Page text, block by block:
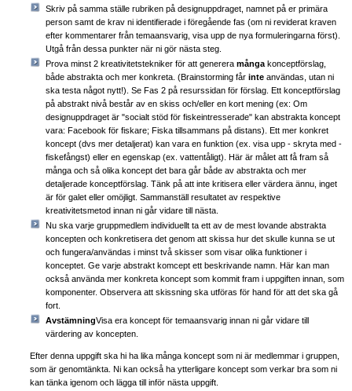
Skriv på samma ställe rubriken på designuppdraget, namnet på er primära
person samt de krav ni identifierade i föregående fas (om ni reviderat kraven
efter kommentarer från temaansvarig, visa upp de nya formuleringarna först).
Utgå från dessa punkter när ni gör nästa steg.
Prova minst 2 kreativitetstekniker för att generera mångakonceptförslag,
både abstrakta och mer konkreta. (Brainstorming får inteanvändas, utan ni
ska testa något nytt!). Se Fas 2 på resurssidan för förslag. Ett konceptförslag
på abstrakt nivå består av en skiss och/eller en kort mening (ex: Om
designuppdraget är "socialt stöd för fiskeintresserade" kan abstrakta koncept
vara: Facebook för fiskare; Fiska tillsammans på distans). Ett mer konkret
koncept (dvs mer detaljerat) kan vara en funktion (ex. visa upp - skryta med -
fiskefångst) eller en egenskap (ex. vattentåligt). Här är målet att få fram så
många och så olika koncept det bara går både av abstrakta och mer
detaljerade konceptförslag. Tänk på att inte kritisera eller värdera ännu, inget
är för galet eller omöjligt. Sammanställ resultatet av respektive
kreativitetsmetod innan ni går vidare till nästa.
Nu ska varje gruppmedlem individuellt ta ett av de mest lovande abstrakta
koncepten och konkretisera det genom att skissa hur det skulle kunna se ut
och fungera/användas i minst två skisser som visar olika funktioner i
konceptet. Ge varje abstrakt komcept ett beskrivande namn. Här kan man
också använda mer konkreta koncept som kommit fram i uppgiften innan, som
komponenter. Observera att skissning ska utföras för hand för att det ska gå
fort.
AvstämningVisa era koncept för temaansvarig innan ni går vidare till
värdering av koncepten.
Efter denna uppgift ska hi ha lika många koncept som ni är medlemmar i gruppen,
som är genomtänkta. Ni kan också ha ytterligare koncept som verkar bra som ni
kan tänka igenom och lägga till inför nästa uppgift.